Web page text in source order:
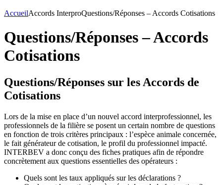
AccueilAccords InterproQuestions/Réponses – Accords Cotisations
Questions/Réponses – Accords
Cotisations
Questions/Réponses sur les Accords de
Cotisations
Lors de la mise en place d’un nouvel accord interprofessionnel, les
professionnels de la filière se posent un certain nombre de questions
en fonction de trois critères principaux : l’espèce animale concernée,
le fait générateur de cotisation, le profil du professionnel impacté.
INTERBEV a donc conçu des fiches pratiques afin de répondre
concrètement aux questions essentielles des opérateurs :
Quels sont les taux appliqués sur les déclarations ?